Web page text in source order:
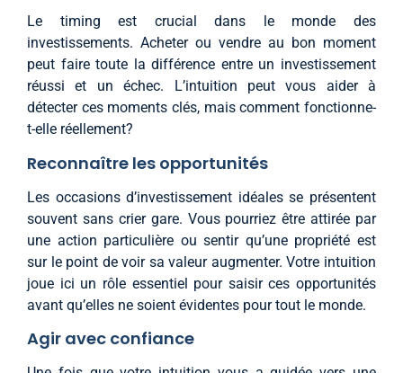
Le timing est crucial dans le monde des
investissements. Acheter ou vendre au bon moment
peut faire toute la différence entre un investissement
réussi et un échec. L’intuition peut vous aider à
détecter ces moments clés, mais comment fonctionne-
t-elle réellement?
Reconnaître les opportunités
Les occasions d’investissement idéales se présentent
souvent sans crier gare. Vous pourriez être attirée par
une action particulière ou sentir qu’une propriété est
sur le point de voir sa valeur augmenter. Votre intuition
joue ici un rôle essentiel pour saisir ces opportunités
avant qu’elles ne soient évidentes pour tout le monde.
Agir avec confiance